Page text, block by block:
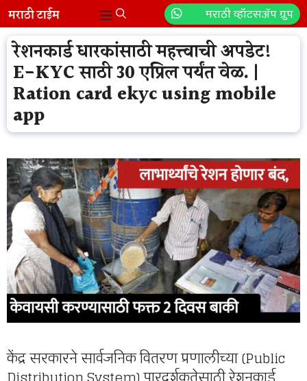
Skip
to
content
मराठी व्हॉटसॲप ग्रुप
Menu
रेशनकार्ड धारकांसाठी महत्त्वाची अपडेट!
E-KYC साठी 30 एप्रिल पर्यंत वेळ. |
Ration card ekyc using mobile
app
केंद्र सरकारने सार्वजनिक वितरण प्रणालीच्या (Public